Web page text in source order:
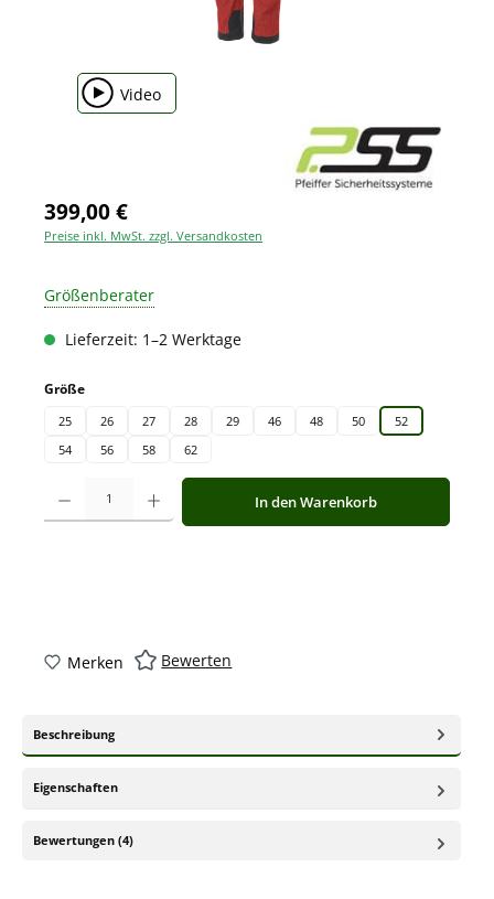
Video
399,00 €
Preise inkl. MwSt. zzgl. Versandkosten
Größenberater
Lieferzeit: 1–2 Werktage
Größeauswählen
25 26 27 28 29 46 48 50
52
54
56 58 62
Produkt Anzahl: Gib den gewünschten Wert ein oder benutze die
In den Warenkorb
Merken Bewerten
Beschreibung
Eigenschaften
Bewertungen (4)